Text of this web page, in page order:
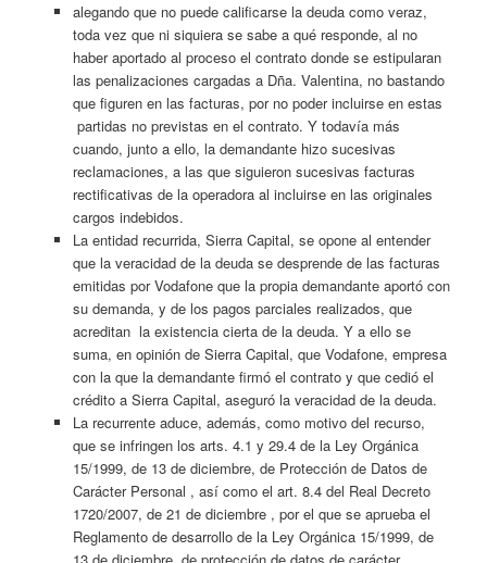
alegando que no puede calificarse la deuda como veraz,
toda vez que ni siquiera se sabe a qué responde, al no
haber aportado al proceso el contrato donde se estipularan
las penalizaciones cargadas a Dña. Valentina, no bastando
que figuren en las facturas, por no poder incluirse en estas
partidas no previstas en el contrato. Y todavía más
cuando, junto a ello, la demandante hizo sucesivas
reclamaciones, a las que siguieron sucesivas facturas
rectificativas de la operadora al incluirse en las originales
cargos indebidos.
La entidad recurrida, Sierra Capital, se opone al entender
que la veracidad de la deuda se desprende de las facturas
emitidas por Vodafone que la propia demandante aportó con
su demanda, y de los pagos parciales realizados, que
acreditan la existencia cierta de la deuda. Y a ello se
suma, en opinión de Sierra Capital, que Vodafone, empresa
con la que la demandante firmó el contrato y que cedió el
crédito a Sierra Capital, aseguró la veracidad de la deuda.
La recurrente aduce, además, como motivo del recurso,
que se infringen los arts. 4.1 y 29.4 de la Ley Orgánica
15/1999, de 13 de diciembre, de Protección de Datos de
Carácter Personal , así como el art. 8.4 del Real Decreto
1720/2007, de 21 de diciembre , por el que se aprueba el
Reglamento de desarrollo de la Ley Orgánica 15/1999, de